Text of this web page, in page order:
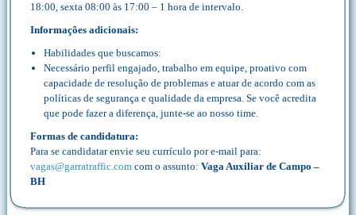
18:00, sexta 08:00 às 17:00 – 1 hora de intervalo.
Informações adicionais:
Habilidades que buscamos:
Necessário perfil engajado, trabalho em equipe, proativo com
capacidade de resolução de problemas e atuar de acordo com as
políticas de segurança e qualidade da empresa. Se você acredita
que pode fazer a diferença, junte-se ao nosso time.
Formas de candidatura:
Para se candidatar envie seu currículo por e-mail para:
vagas@garratraffic.com com o assunto: Vaga Auxiliar de Campo –
BH